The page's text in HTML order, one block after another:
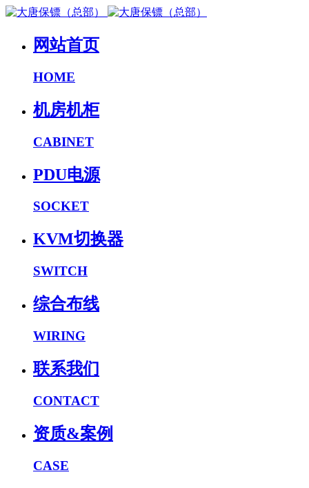
网站首页
HOME
机房机柜
CABINET
PDU电源
SOCKET
KVM切换器
SWITCH
综合布线
WIRING
联系我们
CONTACT
资质&案例
CASE